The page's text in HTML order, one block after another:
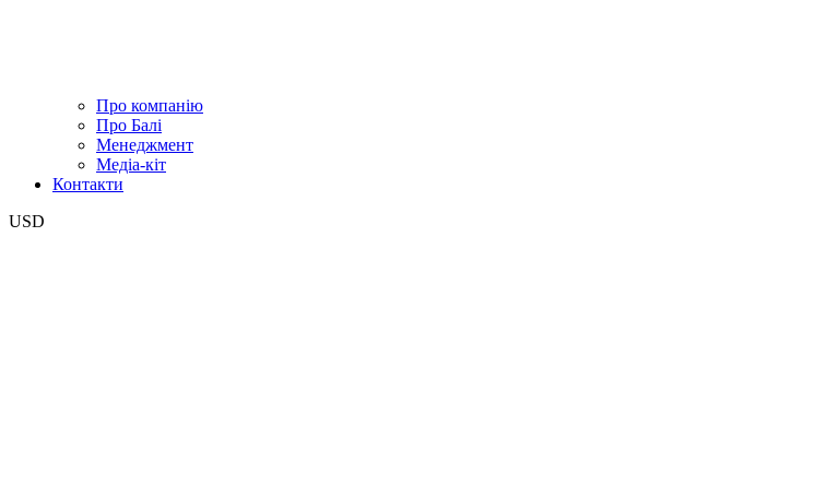
Про компанію
Про Балі
Менеджмент
Медіа-кіт
Контакти
USD